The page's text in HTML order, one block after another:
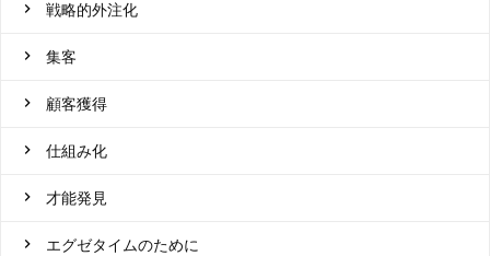
戦略的外注化
集客
顧客獲得
仕組み化
才能発見
エグゼタイムのために